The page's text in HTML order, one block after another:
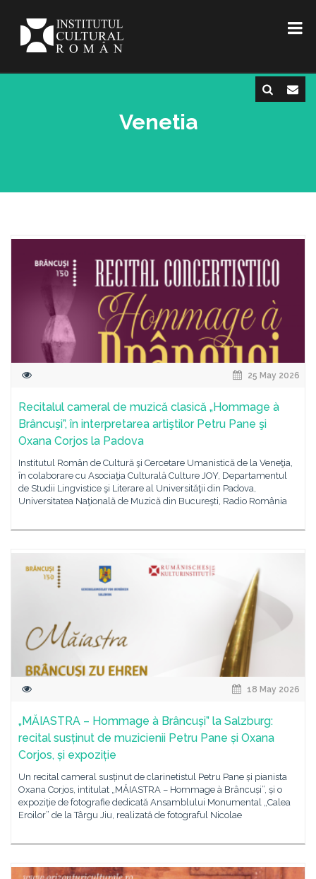
Venetia
25 May 2026
Recitalul cameral de muzică clasică „Hommage à
Brâncuşi”, în interpretarea artiştilor Petru Pane şi
Oxana Corjos la Padova
Institutul Român de Cultură şi Cercetare Umanistică de la Veneţia,
în colaborare cu Asociaţia Culturală Culture JOY, Departamentul
de Studii Lingvistice şi Literare al Universităţii din Padova,
Universitatea Naţională de Muzică din Bucureşti, Radio România
18 May 2026
„MĂIASTRA – Hommage à Brâncuși” la Salzburg:
recital susținut de muzicienii Petru Pane și Oxana
Corjos, și expoziție
Un recital cameral susținut de clarinetistul Petru Pane și pianista
Oxana Corjos, intitulat „MĂIASTRA – Hommage à Brâncuși”, și o
expoziție de fotografie dedicată Ansamblului Monumental „Calea
Eroilor” de la Târgu Jiu, realizată de fotograful Nicolae